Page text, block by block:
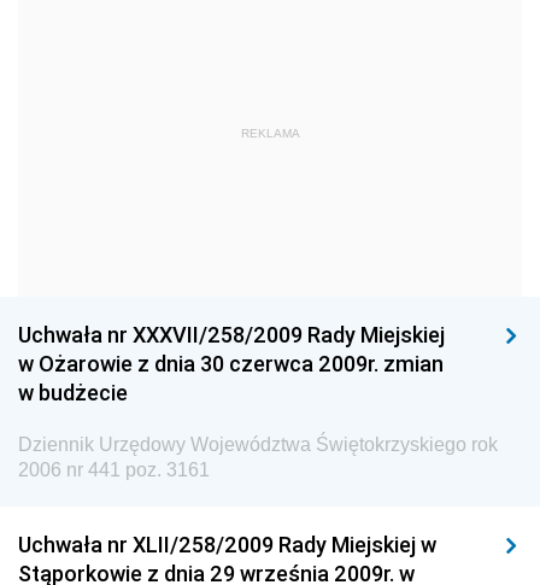
Dziennik Urzędowy Ministra Kultury i Dziedzictwa
Dziennik Urzędowy Ministra Pracy i Polityki
Społecznej
Dziennik Urzędowy Urzędu Lotnictwa Cywilnego
Dziennik Urzędowy Ministerstwa Hutnictwa i
Przemysłu Maszynowego
REKLAMA
Uchwała nr XXXVII/258/2009 Rady Miejskiej
w Ożarowie z dnia 30 czerwca 2009r. zmian
w budżecie
Dziennik Urzędowy Województwa Świętokrzyskiego rok
2006 nr 441 poz. 3161
Uchwała nr XLII/258/2009 Rady Miejskiej w
Stąporkowie z dnia 29 września 2009r. w